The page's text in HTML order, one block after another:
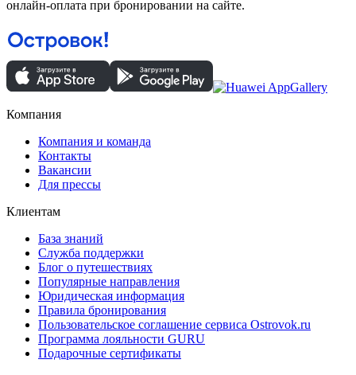
онлайн-оплата при бронировании на сайте.
Компания
Компания и команда
Контакты
Вакансии
Для прессы
Клиентам
База знаний
Служба поддержки
Блог о путешествиях
Популярные направления
Юридическая информация
Правила бронирования
Пользовательское соглашение сервиса Ostrovok.ru
Программа лояльности GURU
Подарочные сертификаты